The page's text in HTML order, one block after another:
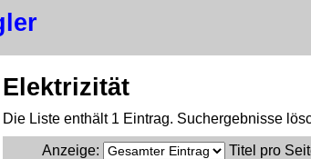
Elektrizität
Die Liste enthält 1 Eintrag. Suchergebnisse
Anzeige: Titel pro